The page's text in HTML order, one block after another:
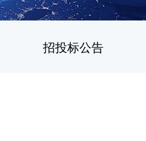
招投标公告